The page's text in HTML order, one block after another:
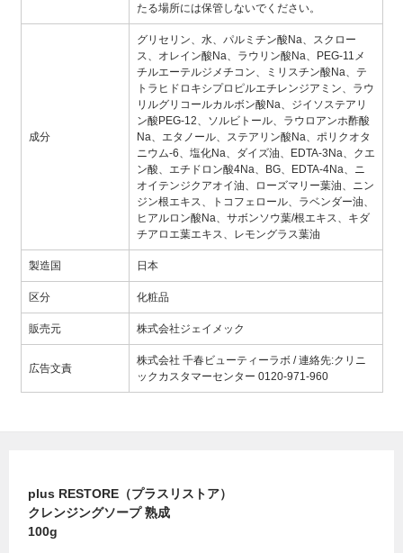
たる場所には保管しないでください。
成分
グリセリン、水、パルミチン酸Na、スクロー
ス、オレイン酸Na、ラウリン酸Na、PEG-11メ
チルエーテルジメチコン、ミリスチン酸Na、テ
トラヒドロキシプロピルエチレンジアミン、ラウ
リルグリコールカルボン酸Na、ジイソステアリ
ン酸PEG-12、ソルビトール、ラウロアンホ酢酸
Na、エタノール、ステアリン酸Na、ポリクオタ
ニウム-6、塩化Na、ダイズ油、EDTA-3Na、クエ
ン酸、エチドロン酸4Na、BG、EDTA-4Na、ニ
オイテンジクアオイ油、ローズマリー葉油、ニン
ジン根エキス、トコフェロール、ラベンダー油、
ヒアルロン酸Na、サボンソウ葉/根エキス、キダ
チアロエ葉エキス、レモングラス葉油
製造国 日本
区分 化粧品
販売元 株式会社ジェイメック
広告文責
株式会社 千春ビューティーラボ / 連絡先:クリニ
ックカスタマーセンター 0120-971-960
plus RESTORE（プラスリストア）
クレンジングソープ 熟成
100g